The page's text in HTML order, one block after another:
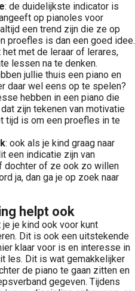
: de duidelijkste indicator is
op pianoles voor
een trend zijn die ze op
proefles is dan een goed idee.
met de leraar of lerares,
lessen na te denken.
jullie thuis een piano en
daar wel eens op te spelen?
hebben in een piano die
zijn tekenen van motivatie
tijd is om een proefles in te
: ook als je kind graag naar
een indicatie zijn van
dochter of ze ook zo willen
ja, dan ga je op zoek naar
helpt ook
je kind ook voor kunt
Dit is ook een uitstekende
klaar voor is en interesse in
les. Dit is wat gemakkelijker
de piano te gaan zitten en
gegeven. Tijdens